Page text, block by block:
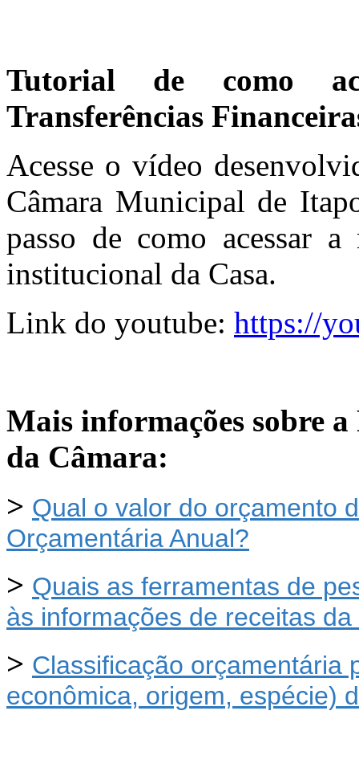
Tutorial de como
Transferências
Acesse o vídeo
Câmara Municipal de
passo de como acessar
institucional da Casa.
Link do youtube: https://
Mais informações sobre a
da Câmara:
> Qual o valor do orçamento
Orçamentária Anual?
> Quais as ferramentas de
às informações de receitas
> Classificação orçamentária
econômica, origem, espécie)